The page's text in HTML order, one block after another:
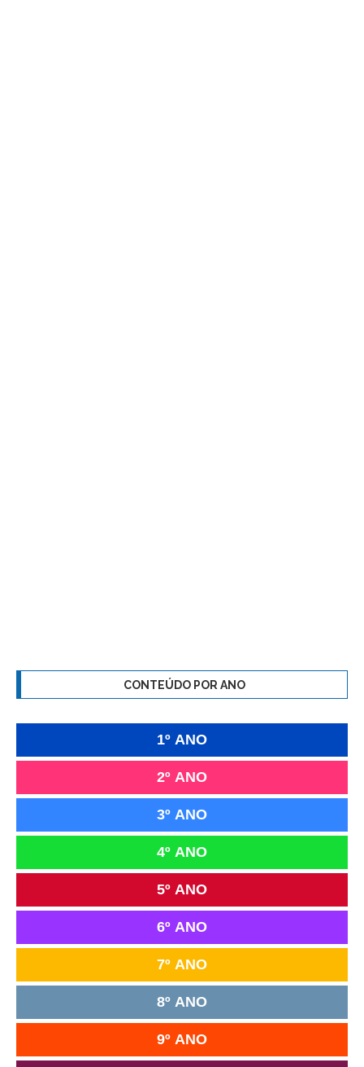
CONTEÚDO POR ANO
1º ANO
2º ANO
3º ANO
4º ANO
5º ANO
6º ANO
7º ANO
8º ANO
9º ANO